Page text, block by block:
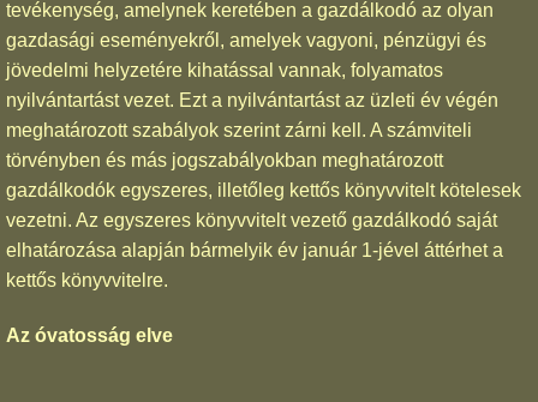
tevékenység, amelynek keretében a gazdálkodó az olyan
gazdasági eseményekről, amelyek vagyoni, pénzügyi és
jövedelmi helyzetére kihatással vannak, folyamatos
nyilvántartást vezet. Ezt a nyilvántartást az üzleti év végén
meghatározott szabályok szerint zárni kell. A számviteli
törvényben és más jogszabályokban meghatározott
gazdálkodók egyszeres, illetőleg kettős könyvvitelt kötelesek
vezetni. Az egyszeres könyvvitelt vezető gazdálkodó saját
elhatározása alapján bármelyik év január 1-jével áttérhet a
kettős könyvvitelre.
Az óvatosság elve